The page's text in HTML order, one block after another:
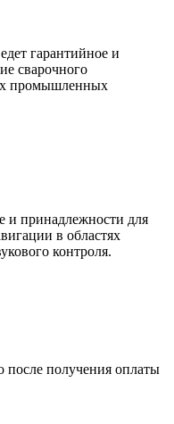
гарантийное и
сварочного
промышленных
и принадлежности для
в областях
контроля.
после получения оплаты